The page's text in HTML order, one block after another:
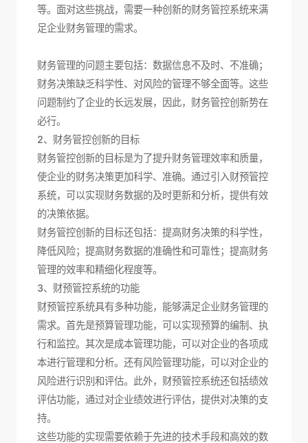
等。面对这些挑战，需要一种创新的财务管控系统来满
足企业财务管理的需求。
财务管理的问题主要包括：数据信息不及时、不准确；
财务决策缺乏科学性、对风险的管理不够全面等。这些
问题制约了企业的长远发展，因此，财务管控创新势在
必行。
2、财务管控创新的目标
财务管控创新的目标是为了提升财务管理效率和质量，
使企业的财务决策更加科学、准确。通过引入财预管控
系统，可以实现财务数据的及时更新和分析，提供有效
的决策依据。
财务管控创新的目标还包括：提高财务决策的科学性，
降低风险；提高财务数据的准确性和可靠性；提高财务
管理的效率和精细化程度等。
3、财预管控系统的功能
财预管控系统具有多种功能，能够满足企业财务管理的
需求。首先是预算管理功能，可以实现预算的编制、执
行和监控。其次是成本管理功能，可以对企业的各项成
本进行管理和分析。还有风险管理功能，可以对企业的
风险进行识别和评估。此外，财预管控系统还包括绩效
评估功能，通过对企业绩效进行评估，提供对决策的支
持。
这些功能的实现需要依赖于先进的技术手段和高效的数